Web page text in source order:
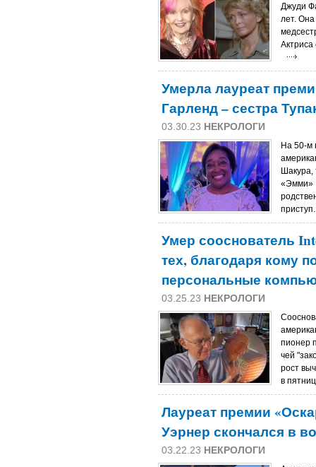
Джуди
лет.
Актриса
Умерла лауреат
Гарленд – сестра
03.30.23 НЕКРОЛОГИ
На 50-м
Шакура,
«Эмми»
Умер сооснователь
тех, благодаря кому
персональные
03.25.23 НЕКРОЛОГИ
пионер
чей
рост
в
Лауреат премии
Уэрнер скончался в
03.22.23 НЕКРОЛОГИ